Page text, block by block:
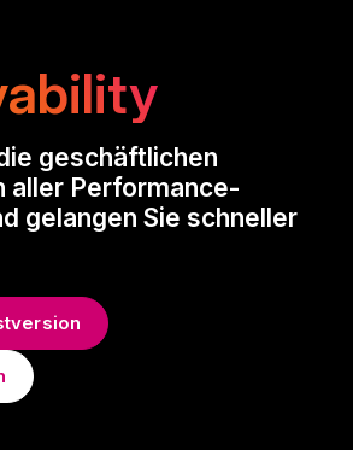
geschäftlichen
aller Performance-
gelangen Sie schneller